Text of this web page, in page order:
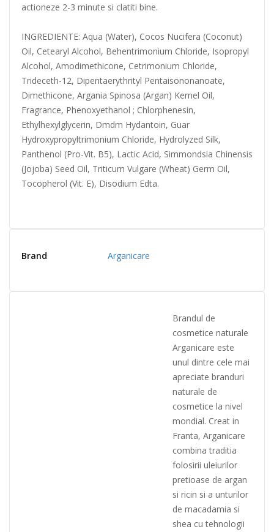
actioneze 2-3 minute si clatiti bine.
INGREDIENTE: Aqua (Water), Cocos Nucifera (Coconut)
Oil, Cetearyl Alcohol, Behentrimonium Chloride, Isopropyl
Alcohol, Amodimethicone, Cetrimonium Chloride,
Trideceth-12, Dipentaerythrityl Pentaisononanoate,
Dimethicone, Argania Spinosa (Argan) Kernel Oil,
Fragrance, Phenoxyethanol ; Chlorphenesin,
Ethylhexylglycerin, Dmdm Hydantoin, Guar
Hydroxypropyltrimonium Chloride, Hydrolyzed Silk,
Panthenol (Pro-Vit. B5), Lactic Acid, Simmondsia Chinensis
(Jojoba) Seed Oil, Triticum Vulgare (Wheat) Germ Oil,
Tocopherol (Vit. E), Disodium Edta.
Brand Arganicare
Brandul de
cosmetice naturale
Arganicare este
unul dintre cele mai
apreciate branduri
naturale de
cosmetice la nivel
mondial. Creat in
Franta, Arganicare
combina traditia
folosirii uleiurilor
pretioase de argan
si ricin si a unturilor
de macadamia si
shea cu tehnologii